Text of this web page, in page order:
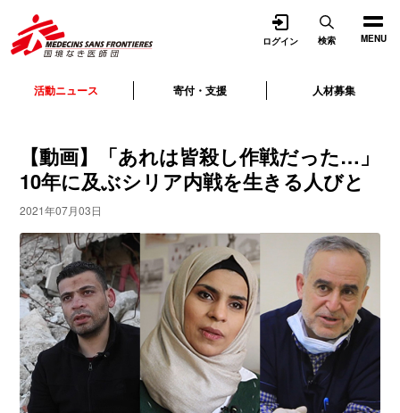
MENU
活動ニュース 寄付・支援 人材募集
ログイン 検索
【動画】「あれは皆殺し作戦だった…」
10年に及ぶシリア内戦を生きる人びと
2021年07月03日